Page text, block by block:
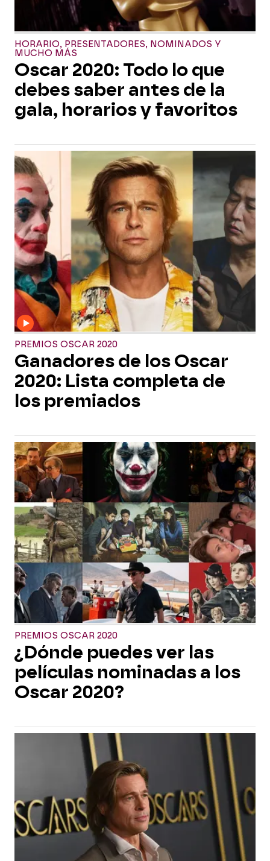
HORARIO, PRESENTADORES, NOMINADOS Y
MUCHO MÁS
Oscar 2020: Todo lo que
debes saber antes de la
gala, horarios y favoritos
PREMIOS OSCAR 2020
Ganadores de los Oscar
2020: Lista completa de
los premiados
PREMIOS OSCAR 2020
¿Dónde puedes ver las
películas nominadas a los
Oscar 2020?